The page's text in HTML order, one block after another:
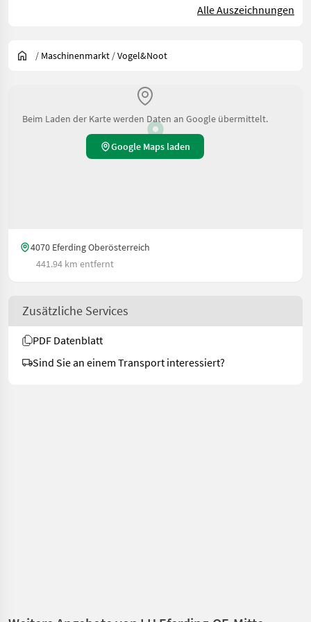
Alle Auszeichnungen
/ Maschinenmarkt /Vogel&Noot
Beim Laden der Karte werden Daten an Google übermittelt.
Google Maps laden
4070 Eferding Oberösterreich
441.94 km entfernt
Zusätzliche Services
PDF Datenblatt
Sind Sie an einem Transport interessiert?